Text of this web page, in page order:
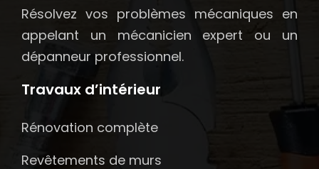
Résolvez vos problèmes mécaniques en
appelant un mécanicien expert ou un
dépanneur professionnel.
Travaux d’intérieur
Rénovation complète
Revêtements de murs